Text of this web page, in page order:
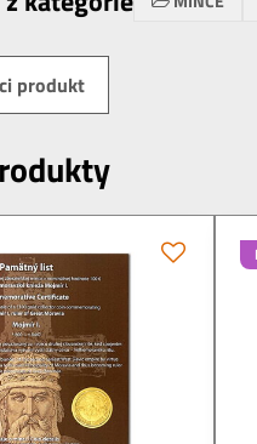
produkt